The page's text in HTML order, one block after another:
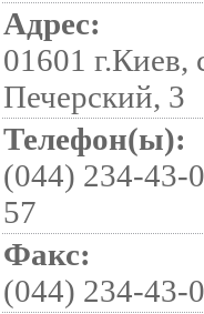
Адрес:
01601 г.Киев,
Печерский, 3
Телефон(ы):
(044) 234-43-
57
Факс:
(044) 234-43-